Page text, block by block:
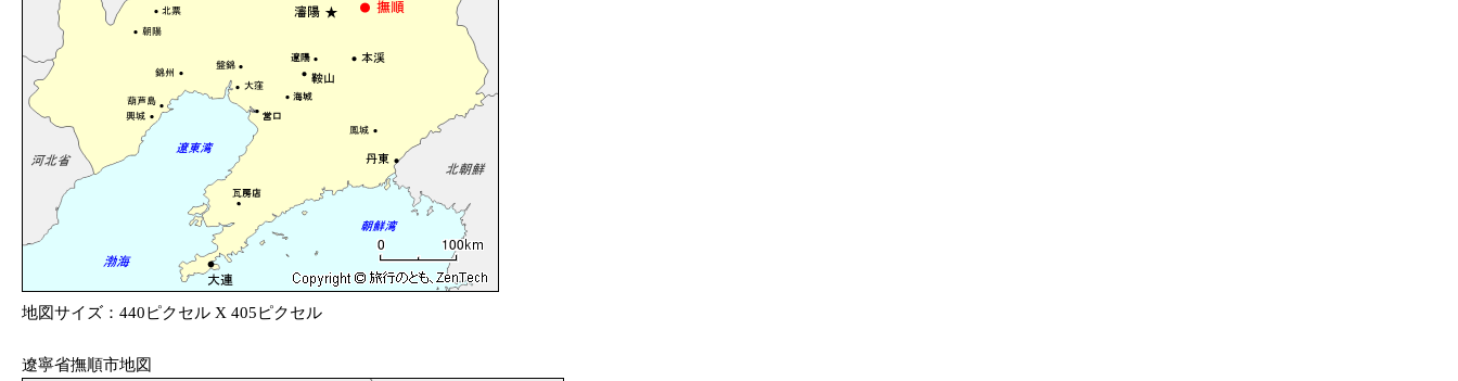
地図サイズ：440ピクセル X 405ピクセル
遼寧省撫順市地図